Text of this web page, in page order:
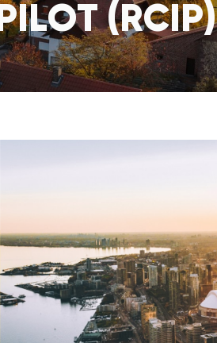
(RCIP)